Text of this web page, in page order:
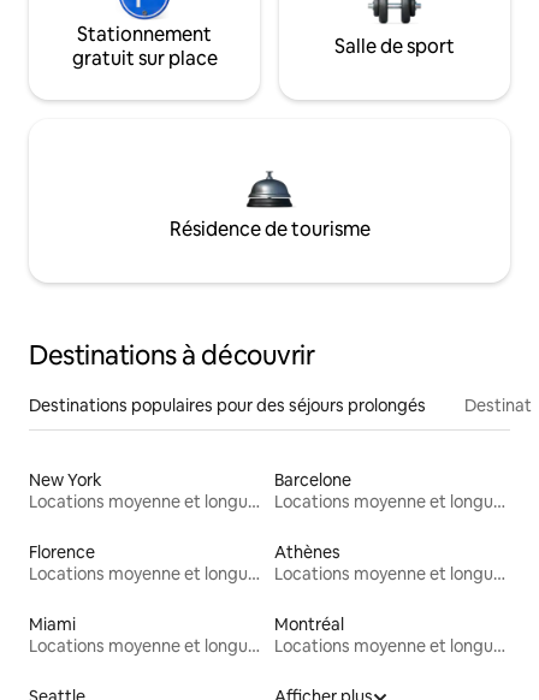
Stationnement
gratuit sur place
Salle de sport
Résidence de tourisme
Destinations à découvrir
Destinations populaires pour des séjours prolongés
New York
Locations moyenne et longue durée
Barcelone
Locations moyenne et longue durée
Florence
Locations moyenne et longue durée
Athènes
Locations moyenne et longue durée
Miami
Locations moyenne et longue durée
Montréal
Locations moyenne et longue durée